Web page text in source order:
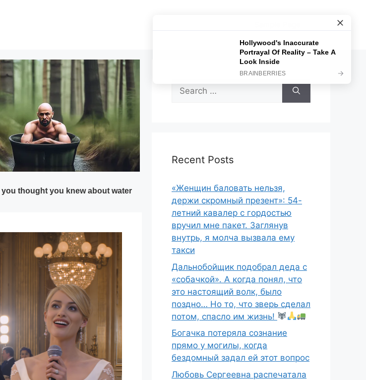
Search
for:
Recent Posts
«Женщин баловать нельзя,
держи скромный презент»: 54-
летний кавалер с гордостью
вручил мне пакет. Заглянув
внутрь, я молча вызвала ему
такси
Дальнобойщик подобрал деда с
«собачкой». А когда понял, что
это настоящий волк, было
поздно… Но то, что зверь сделал
потом, спасло им жизнь!
Богачка потеряла сознание
прямо у могилы, когда
бездомный задал ей этот вопрос
Любовь Сергеевна распечатала